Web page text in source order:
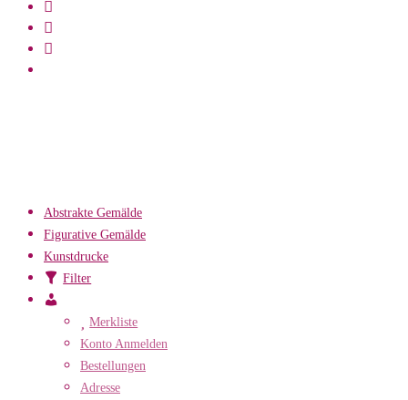
Abstrakte Gemälde
Figurative Gemälde
Kunstdrucke
Filter
KontoMerkliste
Konto Anmelden
Bestellungen
Adresse